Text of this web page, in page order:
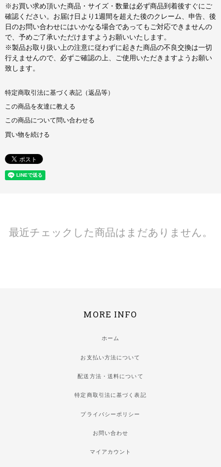
※お買い求め頂いた商品・サイズ・数量は必ず商品到着後すぐにご
確認ください。お届け日より1週間を超えた後のクレーム、申告、後
日のお問い合わせにはいかなる場合であってもご対応できませんの
で、予めご了承いただけますようお願いいたします。
※製品お取り扱い上の注意に従わずに起きた商品の不良交換は一切
行えませんので、必ずご確認の上、ご使用いただきますようお願い
致します。
特定商取引法に基づく表記（返品等）
この商品を友達に教える
この商品について問い合わせる
買い物を続ける
最近チェックした商品はまだありません。
MORE INFO
ホーム
お支払い方法について
配送方法・送料について
特定商取引法に基づく表記
プライバシーポリシー
お問い合わせ
マイアカウント